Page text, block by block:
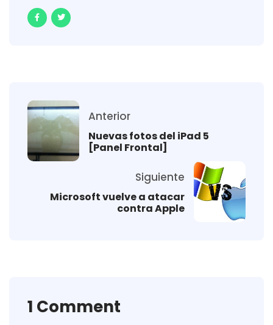
Anterior
Nuevas fotos del iPad 5
[Panel Frontal]
Siguiente
Microsoft vuelve a atacar
contra Apple
1 Comment